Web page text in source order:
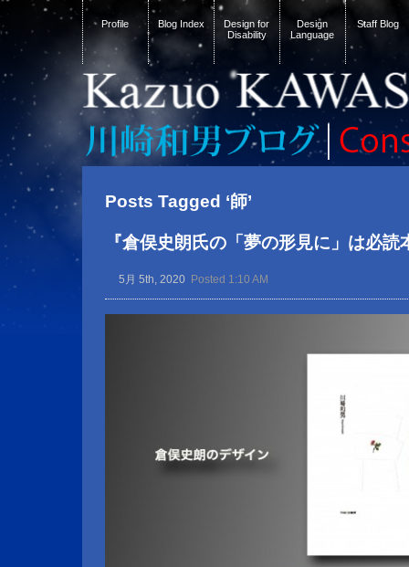
Profile Blog Index
Design for
Disability
Design
Language
Staff Blog
Posts Tagged ‘師’
『倉俣史朗氏の「夢の形見に」は必読
5月 5th, 2020 Posted 1:10 AM